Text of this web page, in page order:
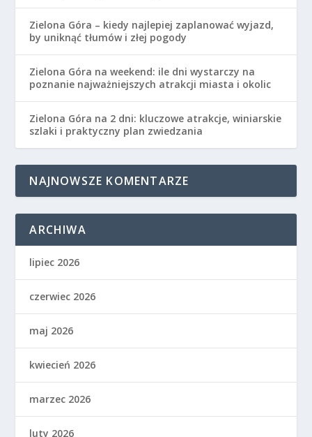
Zielona Góra – kiedy najlepiej zaplanować wyjazd,
by uniknąć tłumów i złej pogody
Zielona Góra na weekend: ile dni wystarczy na
poznanie najważniejszych atrakcji miasta i okolic
Zielona Góra na 2 dni: kluczowe atrakcje, winiarskie
szlaki i praktyczny plan zwiedzania
NAJNOWSZE KOMENTARZE
ARCHIWA
lipiec 2026
czerwiec 2026
maj 2026
kwiecień 2026
marzec 2026
luty 2026